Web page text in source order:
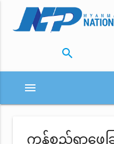
search
menu
ကုန်စည်ရှာဖွေခ